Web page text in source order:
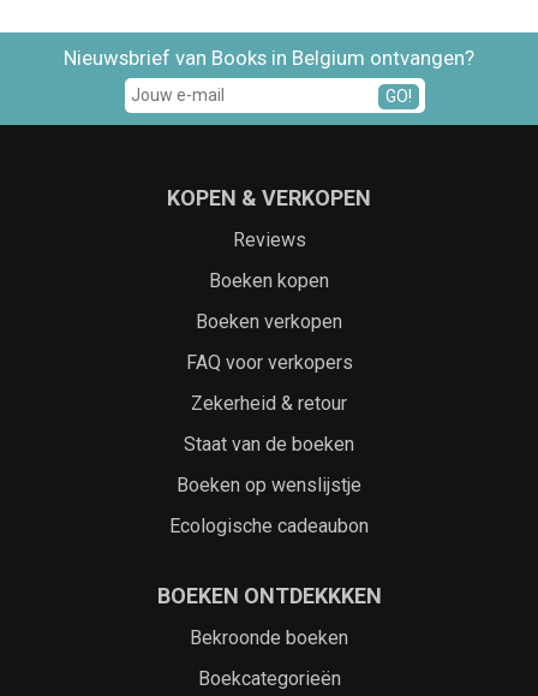
Nieuwsbrief van Books in Belgium ontvangen?
GO!
KOPEN & VERKOPEN
Reviews
Boeken kopen
Boeken verkopen
FAQ voor verkopers
Zekerheid & retour
Staat van de boeken
Boeken op wenslijstje
Ecologische cadeaubon
BOEKEN ONTDEKKKEN
Bekroonde boeken
Boekcategorieën